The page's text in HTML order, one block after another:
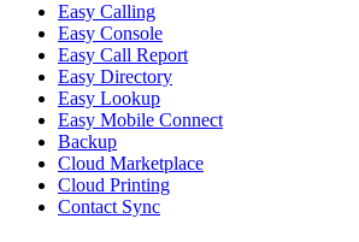
Easy Calling
Easy Console
Easy Call Report
Easy Directory
Easy Lookup
Easy Mobile Connect
Backup
Cloud Marketplace
Cloud Printing
Contact Sync